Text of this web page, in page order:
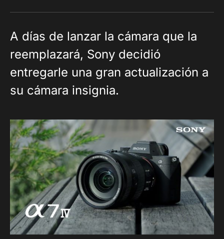
A días de lanzar la cámara que la
reemplazará, Sony decidió
entregarle una gran actualización a
su cámara insignia.